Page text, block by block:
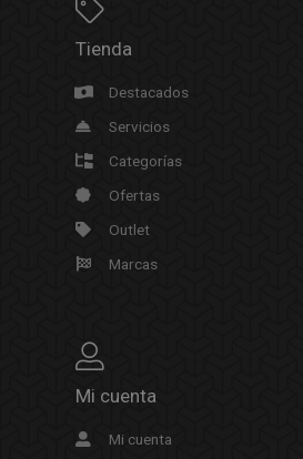
Tienda
Destacados
Servicios
Categorías
Ofertas
Outlet
Marcas
Mi cuenta
Mi cuenta